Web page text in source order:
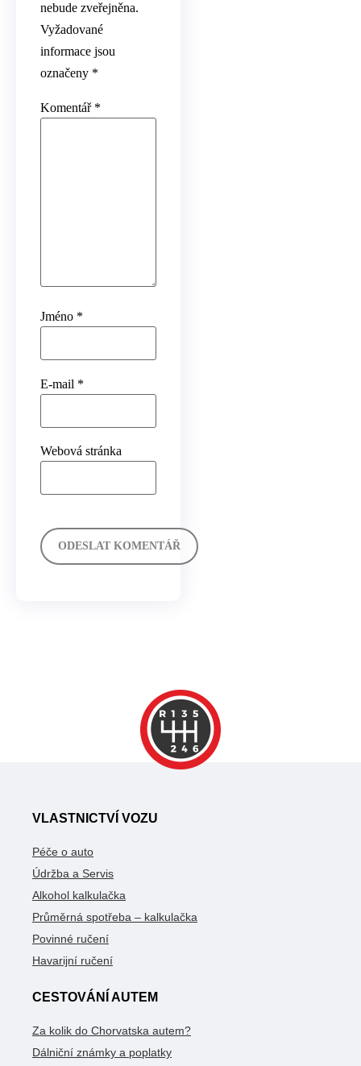
nebude zveřejněna.
Vyžadované
informace jsou
označeny *
Komentář *
Jméno *
E-mail *
Webová stránka
VLASTNICTVÍ VOZU
Péče o auto
Údržba a Servis
Alkohol kalkulačka
Průměrná spotřeba – kalkulačka
Povinné ručení
Havarijní ručení
CESTOVÁNÍ AUTEM
Za kolik do Chorvatska autem?
Dálniční známky a poplatky